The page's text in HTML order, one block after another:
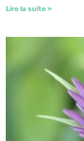
Lire la suite »